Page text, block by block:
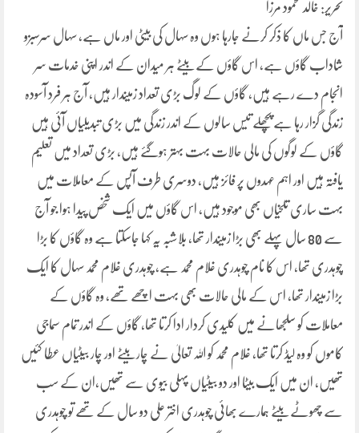
تحریر: خالد محمود مرزا
آج جس ماں کا ذکر کرنے جارہا ہوں وہ سہال کی بیٹی اور ماں ہے، سہال سرسبزو
شاداب گاؤں ہے، اس گاؤں کے بیٹے ہر میدان کے اندر اپنی خدمات سر
انجام دے رہے ہیں، گاؤں کے لوگ بڑی تعداد زمیندار ہیں، آج ہر فرد آسودہ
زندگی گزار رہا ہے پچھلے تیس سالوں کے اندر زندگی میں بڑی تبدیلیاں آئی ہیں
گاؤں کے لوگوں کی مالی حالات بہت بہتر ہوگئے ہیں، بڑی تعداد میں تعلیم
یافتہ ہیں اور اہم عہدوں پر فائز ہیں، دوسری طرف آپس کے معاملات میں
بہت ساری تلخیاں بھی موجود ہیں، اس گاؤں میں ایک شخص پیدا ہوا جو آج
سے 80 سال پہلے بھی بڑا زمیندار تھا، بلاشبہ یہ کہا جاسکتا ہے وہ گاؤں کا بڑا
چوہدری تھا، اس کا نام چوہدری غلام محمد ہے، چوہدری غلام محمد سہال کا ایک
بڑا زمیندار تھا، اس کے مالی حالات بھی بہت اچھے تھے، وہ گاؤں کے
معاملات کو سلجھانے میں کلیدی کردار ادا کرتا تھا، گاؤں کے اندر تمام سماجی
کاموں کو وہ لیڈ کرتا تھا، غلام محمد کو اللہ تعالیٰ نے چار بیٹے اور چار بیٹیاں عطا کئیں
تھیں، ان میں ایک بیٹا اور دو بیٹیاں پہلی بیوی سے تھیں،ان کے سب
سے چھوٹے بیٹے ہمارے بھائی چوہدری اختر علی دو سال کے تھے تو چوہدری